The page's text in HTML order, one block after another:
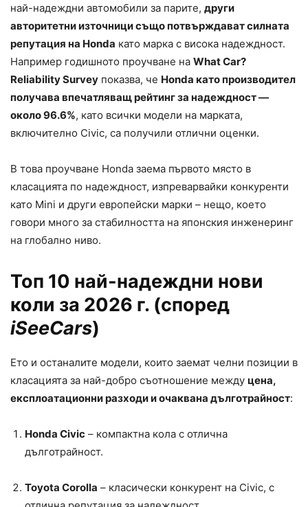
най-надеждни автомобили за парите, други
авторитетни източници също потвърждават силната
репутация на Honda като марка с висока надеждност.
Например годишното проучване на What Car?
Reliability Survey показва, че Honda като производител
получава впечатляващ рейтинг за надеждност —
около 96.6%, като всички модели на марката,
включително Civic, са получили отлични оценки.
В това проучване Honda заема първото място в
класацията по надеждност, изпреварвайки конкуренти
като Mini и други европейски марки – нещо, което
говори много за стабилността на японския инженеринг
на глобално ниво.
Топ 10 най-надеждни нови
коли за 2026 г. (според
iSeeCars)
Ето и останалите модели, които заемат челни позиции в
класацията за най-добро съотношение между цена,
експлоатационни разходи и очаквана дълготрайност:
Honda Civic – компактна кола с отлична
дълготрайност.
Toyota Corolla – класически конкурент на Civic, с